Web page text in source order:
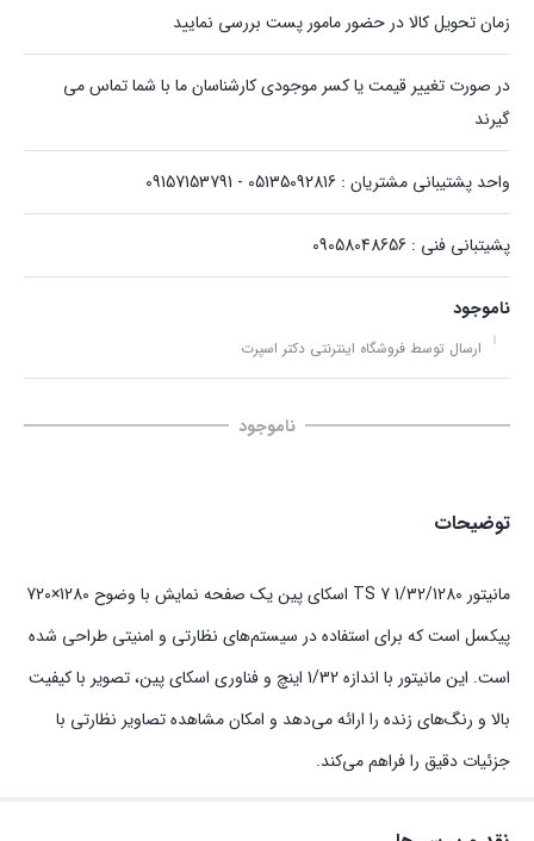
زمان تحویل کالا در حضور مامور پست بررسی نمایید
در صورت تغییر قیمت یا کسر موجودی کارشناسان ما با شما تماس می
گیرند
واحد پشتیبانی مشتریان : 05135092816 - 09157153791
پشیتبانی فنی : 09058048656
ناموجود
ارسال توسط فروشگاه اینترنتی دکتر اسپرت
ناموجود
توضیحات
مانیتور TS 7 1/32/1280 اسکای پین یک صفحه نمایش با وضوح 1280×720
پیکسل است که برای استفاده در سیستم‌های نظارتی و امنیتی طراحی شده
است. این مانیتور با اندازه 1/32 اینچ و فناوری اسکای پین، تصویر با کیفیت
بالا و رنگ‌های زنده را ارائه می‌دهد و امکان مشاهده تصاویر نظارتی با
جزئیات دقیق را فراهم می‌کند.